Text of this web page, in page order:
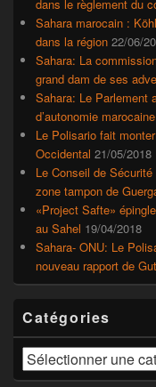
dans le règlement du
Sahara marocain :
dans la région 22/06/
Sahara: La
grand dam de ses
Sahara: Le Parlement
d’autonomie marocaine
Le Polisario fait
Occidental 21/05/2018
Le Conseil de
zone tampon de
«Project Safte»
au Sahel 19/04/2018
Sahara- ONU: Le
nouveau rapport de
Catégories
Catégories